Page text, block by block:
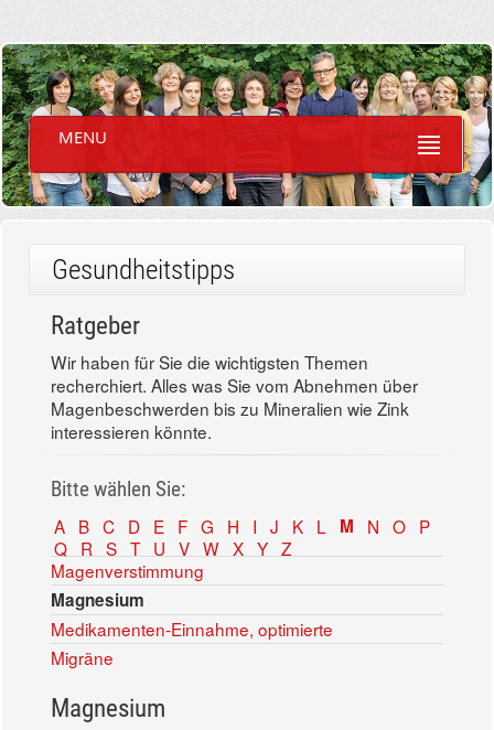
MENU
Gesundheitstipps
Ratgeber
Wir haben für Sie die wichtigsten Themen
recherchiert. Alles was Sie vom Abnehmen über
Magenbeschwerden bis zu Mineralien wie Zink
interessieren könnte.
Bitte wählen Sie:
A B C D E F G H I J K L M N O P
Q R S T U V W X Y Z
Magenverstimmung
Magnesium
Medikamenten-Einnahme, optimierte
Migräne
Magnesium